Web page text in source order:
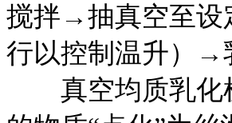
搅拌→抽真空至设
行以控制温升）→
真空均质乳化机